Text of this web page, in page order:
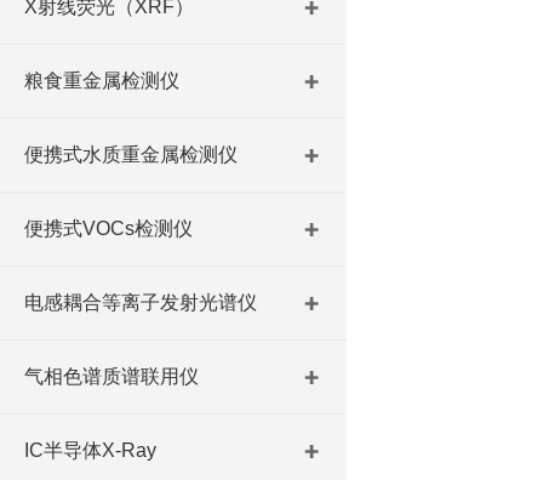
X射线荧光（XRF）
粮食重金属检测仪
便携式水质重金属检测仪
便携式VOCs检测仪
电感耦合等离子发射光谱仪
气相色谱质谱联用仪
IC半导体X-Ray